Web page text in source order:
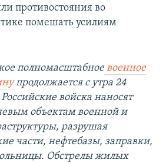
противостояния во
помешать усилиям
полномасштабноевоенное
продолжается с утра 24
войска наносят
объектам военной и
разрушая
части, нефтебазы, заправки,
Обстрелы жилых